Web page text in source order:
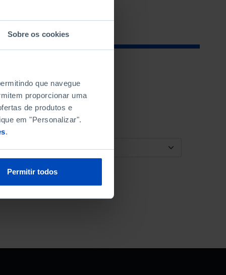
Sobre os cookies
que navegue
proporcionar uma
de produtos e
em "Personalizar".
.
Permitir todos
ORDENAR POR